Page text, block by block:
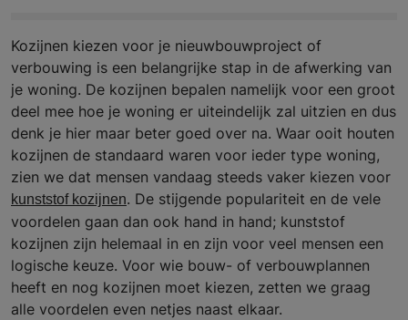
Kozijnen kiezen voor je nieuwbouwproject of
verbouwing is een belangrijke stap in de afwerking van
je woning. De kozijnen bepalen namelijk voor een groot
deel mee hoe je woning er uiteindelijk zal uitzien en dus
denk je hier maar beter goed over na. Waar ooit houten
kozijnen de standaard waren voor ieder type woning,
zien we dat mensen vandaag steeds vaker kiezen voor
kunststof kozijnen. De stijgende populariteit en de vele
voordelen gaan dan ook hand in hand; kunststof
kozijnen zijn helemaal in en zijn voor veel mensen een
logische keuze. Voor wie bouw- of verbouwplannen
heeft en nog kozijnen moet kiezen, zetten we graag
alle voordelen even netjes naast elkaar.